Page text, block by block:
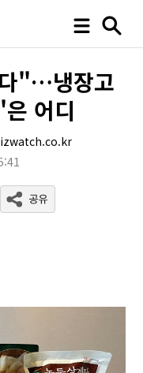
"…냉장고
어디